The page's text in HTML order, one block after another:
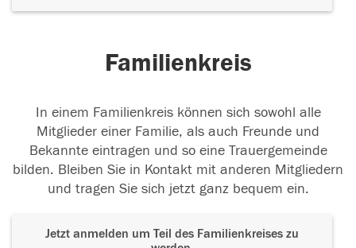
Familienkreis
In einem Familienkreis können sich sowohl alle
Mitglieder einer Familie, als auch Freunde und
Bekannte eintragen und so eine Trauergemeinde
bilden. Bleiben Sie in Kontakt mit anderen Mitgliedern
und tragen Sie sich jetzt ganz bequem ein.
Jetzt anmelden um Teil des Familienkreises zu